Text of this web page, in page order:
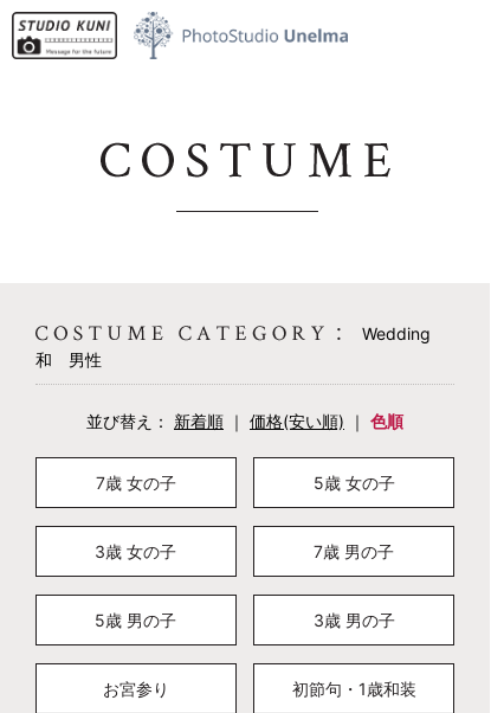
オ・クニ】にお任せください。
Wedding
和 男性
並び替え： 新着順 ｜ 価格(安い順) ｜ 色順
7歳 女の子 5歳 女の子
3歳 女の子 7歳 男の子
5歳 男の子 3歳 男の子
お宮参り 初節句・1歳和装